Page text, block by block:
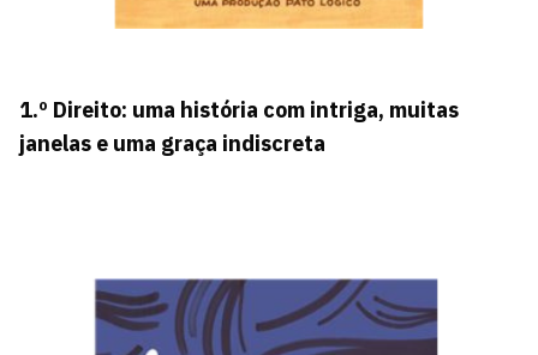
1.º Direito: uma história com intriga, muitas
janelas e uma graça indiscreta